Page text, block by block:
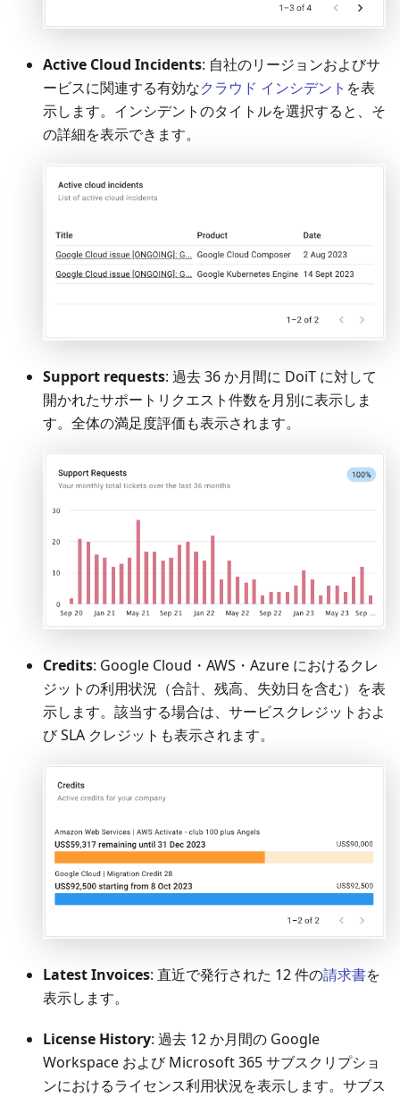
Active Cloud Incidents: 自社のリージョンおよびサ
ービスに関連する有効なクラウド インシデント を表
示します。インシデントのタイトルを選択すると、そ
の詳細を表示できます。
Support requests: 過去 36 か月間に DoiT に対して
開かれたサポートリクエスト件数を月別に表示しま
す。全体の満足度評価も表示されます。
Credits: Google Cloud・AWS・Azure におけるクレ
ジットの利用状況（合計、残高、失効日を含む）を表
示します。該当する場合は、サービスクレジットおよ
び SLA クレジットも表示されます。
Latest Invoices: 直近で発行された 12 件の請求書を
表示します。
License History: 過去 12 か月間の Google
Workspace および Microsoft 365 サブスクリプショ
ンにおけるライセンス利用状況を表示します。サブス